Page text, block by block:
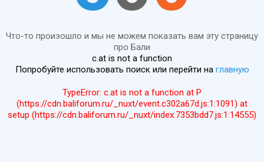
Что-то произошло и мы не можем показать вам эту страницу
про Бали
c.at is not a function
Попробуйте использовать поиск или перейти на главную
TypeError: c.at is not a function at P
(https://cdn.baliforum.ru/_nuxt/event.c302a67d.js:1:1091) at
setup (https://cdn.baliforum.ru/_nuxt/index.7353bdd7.js:1:14555)